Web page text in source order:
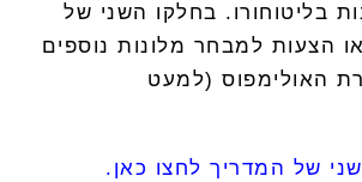
בליטוחורו. בחלקו השני של
הצעות למבחר מלונות נוספים
האולימפוס (למעט
של המדריך לחצו כאן.